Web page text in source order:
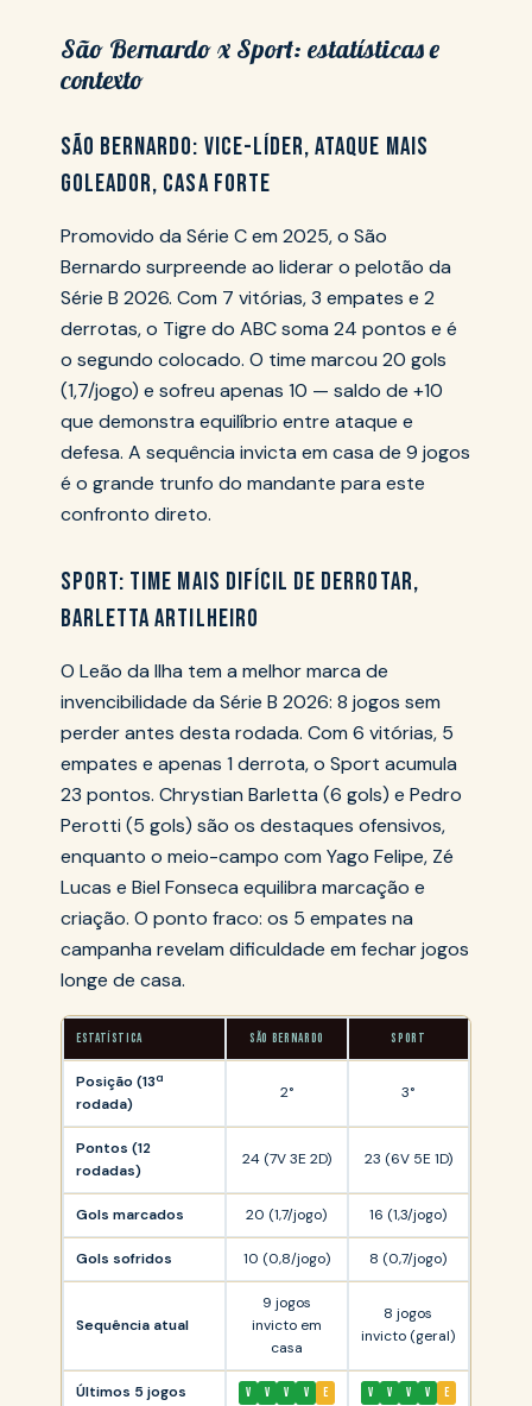
São Bernardo x Sport: estatísticas e
contexto
SÃO BERNARDO: VICE-LÍDER, ATAQUE MAIS
GOLEADOR, CASA FORTE
Promovido da Série C em 2025, o São
Bernardo surpreende ao liderar o pelotão da
Série B 2026. Com 7 vitórias, 3 empates e 2
derrotas, o Tigre do ABC soma 24 pontos e é
o segundo colocado. O time marcou 20 gols
(1,7/jogo) e sofreu apenas 10 — saldo de +10
que demonstra equilíbrio entre ataque e
defesa. A sequência invicta em casa de 9 jogos
é o grande trunfo do mandante para este
confronto direto.
SPORT: TIME MAIS DIFÍCIL DE DERROTAR,
BARLETTA ARTILHEIRO
O Leão da Ilha tem a melhor marca de
invencibilidade da Série B 2026: 8 jogos sem
perder antes desta rodada. Com 6 vitórias, 5
empates e apenas 1 derrota, o Sport acumula
23 pontos. Chrystian Barletta (6 gols) e Pedro
Perotti (5 gols) são os destaques ofensivos,
enquanto o meio-campo com Yago Felipe, Zé
Lucas e Biel Fonseca equilibra marcação e
criação. O ponto fraco: os 5 empates na
campanha revelam dificuldade em fechar jogos
longe de casa.
ESTATÍSTICA SÃO BERNARDO SPORT
Posição (13ª
rodada)
2° 3°
Pontos (12
rodadas)
24 (7V 3E 2D) 23 (6V 5E 1D)
Gols marcados 20 (1,7/jogo) 16 (1,3/jogo)
Gols sofridos 10 (0,8/jogo) 8 (0,7/jogo)
Sequência atual
9 jogos
invicto em
casa
8 jogos
invicto (geral)
Últimos 5 jogos V V V V E V V V V E